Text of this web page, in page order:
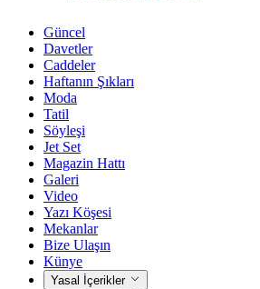
Güncel
Davetler
Caddeler
Haftanın Şıkları
Moda
Tatil
Söyleşi
Jet Set
Magazin Hattı
Galeri
Video
Yazı Köşesi
Mekanlar
Bize Ulaşın
Künye
Yasal İçerikler